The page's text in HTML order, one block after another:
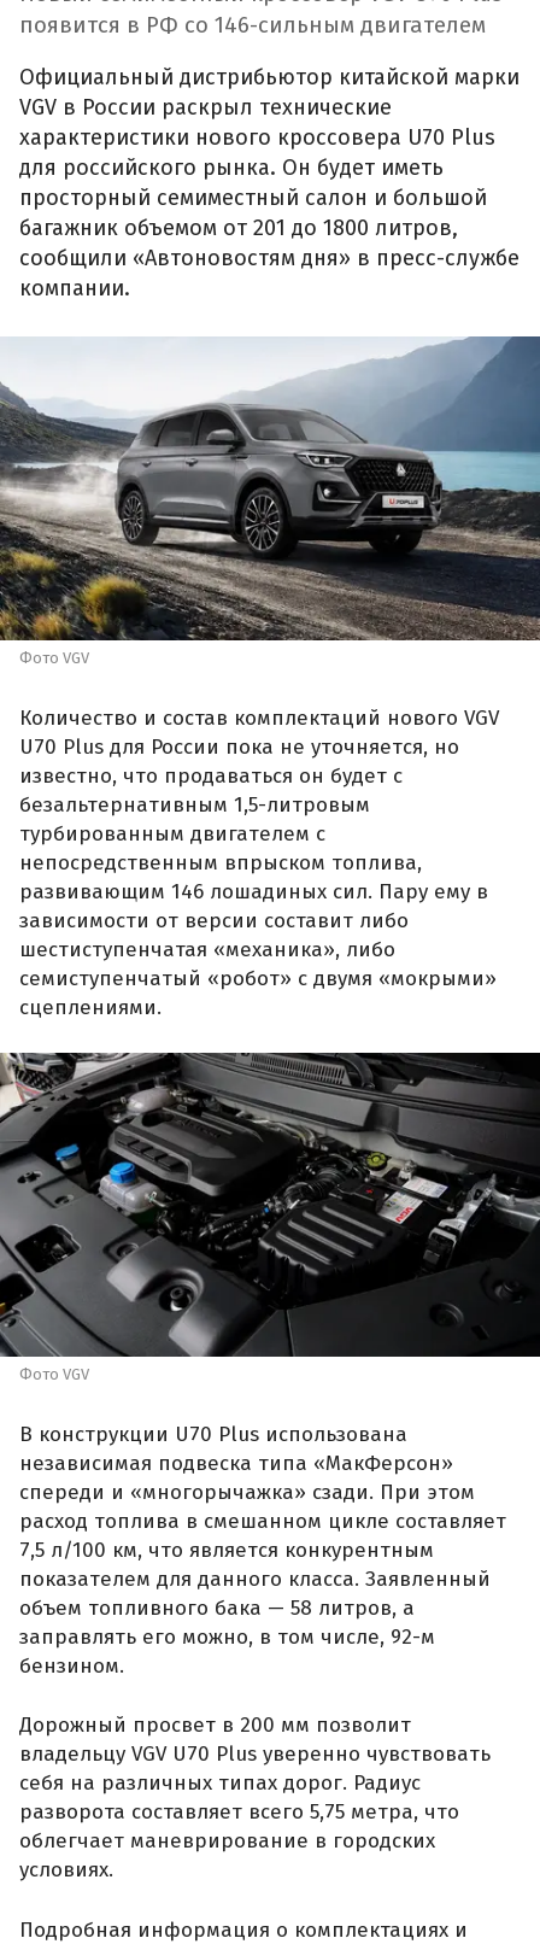
появится в РФ со 146-сильным двигателем
Официальный дистрибьютор китайской марки
VGV в России раскрыл технические
характеристики нового кроссовера U70 Plus
для российского рынка. Он будет иметь
просторный семиместный салон и большой
багажник объемом от 201 до 1800 литров,
сообщили «Автоновостям дня» в пресс-службе
компании.
Фото VGV
Количество и состав комплектаций нового VGV
U70 Plus для России пока не уточняется, но
известно, что продаваться он будет с
безальтернативным 1,5-литровым
турбированным двигателем с
непосредственным впрыском топлива,
развивающим 146 лошадиных сил. Пару ему в
зависимости от версии составит либо
шестиступенчатая «механика», либо
семиступенчатый «робот» с двумя «мокрыми»
сцеплениями.
Фото VGV
В конструкции U70 Plus использована
независимая подвеска типа «МакФерсон»
спереди и «многорычажка» сзади. При этом
расход топлива в смешанном цикле составляет
7,5 л/100 км, что является конкурентным
показателем для данного класса. Заявленный
объем топливного бака — 58 литров, а
заправлять его можно, в том числе, 92-м
бензином.
Дорожный просвет в 200 мм позволит
владельцу VGV U70 Plus уверенно чувствовать
себя на различных типах дорог. Радиус
разворота составляет всего 5,75 метра, что
облегчает маневрирование в городских
условиях.
Подробная информация о комплектациях и